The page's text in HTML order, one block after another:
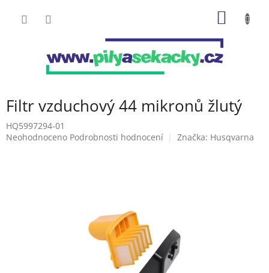
Filtr vzduchový 44 mikronů žlutý
HQ5997294-01
Průměrné
Neohodnoceno Podrobnosti hodnocení Značka: Husqvarna